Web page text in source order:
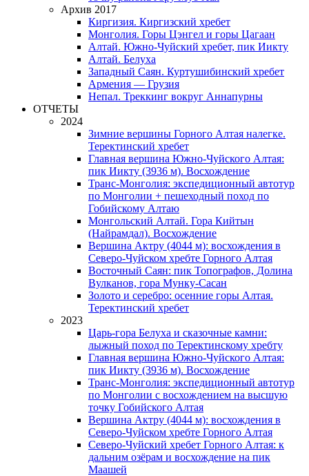
Архив 2017
Киргизия. Киргизский хребет
Монголия. Горы Цэнгел и горы Цагаан
Алтай. Южно-Чуйский хребет, пик Иикту
Алтай. Белуха
Западный Саян. Куртушибинский хребет
Армения — Грузия
Непал. Треккинг вокруг Аннапурны
ОТЧЕТЫ
2024
Зимние вершины Горного Алтая налегке.
Теректинский хребет
Главная вершина Южно-Чуйского Алтая:
пик Иикту (3936 м). Восхождение
Транс-Монголия: экспедиционный автотур
по Монголии + пешеходный поход по
Гобийскому Алтаю
Монгольский Алтай. Гора Кийтын
(Найрамдал). Восхождение
Вершина Актру (4044 м): восхождения в
Северо-Чуйском хребте Горного Алтая
Восточный Саян: пик Топографов, Долина
Вулканов, гора Мунку-Сасан
Золото и серебро: осенние горы Алтая.
Теректинский хребет
2023
Царь-гора Белуха и сказочные камни:
лыжный поход по Теректинскому хребту
Главная вершина Южно-Чуйского Алтая:
пик Иикту (3936 м). Восхождение
Транс-Монголия: экспедиционный автотур
по Монголии с восхождением на высшую
точку Гобийского Алтая
Вершина Актру (4044 м): восхождения в
Северо-Чуйском хребте Горного Алтая
Северо-Чуйский хребет Горного Алтая: к
дальним озёрам и восхождение на пик
Маашей